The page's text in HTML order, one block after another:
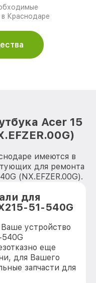
Краснодаре
Acer 15
имеются в
для ремонта
(NX.EFZER.00G).
для
51-540G
устройство
540G
еще
для Вашего
запчасти для